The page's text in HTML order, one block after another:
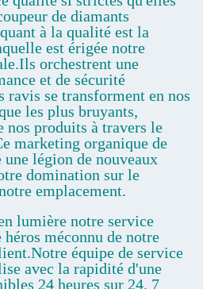
de diamants
à la qualité est la
est érigée notre
orchestrent une
et de sécurité
ravis se transforment en nos
les plus bruyants,
produits à travers le
marketing organique de
légion de nouveaux
domination sur le
emplacement.
lumière notre service
méconnu de notre
équipe de service
avec la rapidité d'une
24 heures sur 24, 7